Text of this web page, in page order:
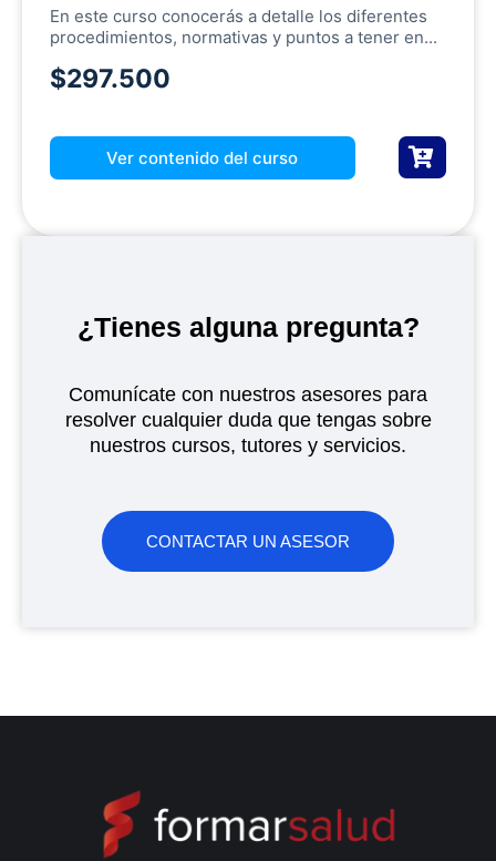
e
En este curso conocerás a detalle los diferentes
procedimientos, normativas y puntos a tener en...
$297.500
Ver contenido del curso
¿Tienes alguna pregunta?
Comunícate con nuestros asesores para
resolver cualquier duda que tengas sobre
nuestros cursos, tutores y servicios.
CONTACTAR UN ASESOR